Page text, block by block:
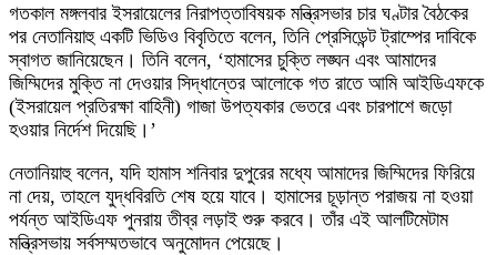
গতকাল মঙ্গলবার ইসরায়েলের নিরাপত্তাবিষয়ক মন্ত্রিসভার চার ঘণ্টার বৈঠকের
পর নেতানিয়াহু একটি ভিডিও বিবৃতিতে বলেন, তিনি প্রেসিডেন্ট ট্রাম্পের দাবিকে
স্বাগত জানিয়েছেন। তিনি বলেন, ‘হামাসের চুক্তি লঙ্ঘন এবং আমাদের
জিম্মিদের মুক্তি না দেওয়ার সিদ্ধান্তের আলোকে গত রাতে আমি আইডিএফকে
(ইসরায়েল প্রতিরক্ষা বাহিনী) গাজা উপত্যকার ভেতরে এবং চারপাশে জড়ো
হওয়ার নির্দেশ দিয়েছি।’
নেতানিয়াহু বলেন, যদি হামাস শনিবার দুপুরের মধ্যে আমাদের জিম্মিদের ফিরিয়ে
না দেয়, তাহলে যুদ্ধবিরতি শেষ হয়ে যাবে। হামাসের চূড়ান্ত পরাজয় না হওয়া
পর্যন্ত আইডিএফ পুনরায় তীব্র লড়াই শুরু করবে। তাঁর এই আলটিমেটাম
মন্ত্রিসভায় সর্বসম্মতভাবে অনুমোদন পেয়েছে।